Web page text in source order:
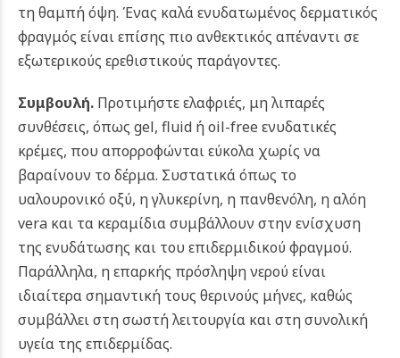
τη θαμπή όψη. Ένας καλά ενυδατωμένος δερματικός
φραγμός είναι επίσης πιο ανθεκτικός απέναντι σε
εξωτερικούς ερεθιστικούς παράγοντες.
Συμβουλή. Προτιμήστε ελαφριές, μη λιπαρές
συνθέσεις, όπως gel, fluid ή oil-free ενυδατικές
κρέμες, που απορροφώνται εύκολα χωρίς να
βαραίνουν το δέρμα. Συστατικά όπως το
υαλουρονικό οξύ, η γλυκερίνη, η πανθενόλη, η αλόη
vera και τα κεραμίδια συμβάλλουν στην ενίσχυση
της ενυδάτωσης και του επιδερμιδικού φραγμού.
Παράλληλα, η επαρκής πρόσληψη νερού είναι
ιδιαίτερα σημαντική τους θερινούς μήνες, καθώς
συμβάλλει στη σωστή λειτουργία και στη συνολική
υγεία της επιδερμίδας.